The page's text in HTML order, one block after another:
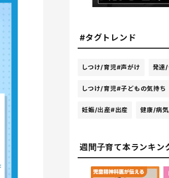
#タグトレンド
しつけ/育児#声がけ 発達
しつけ/育児#子どもの気持ち
妊娠/出産#出産 健康/病気
週間子育て本ランキン